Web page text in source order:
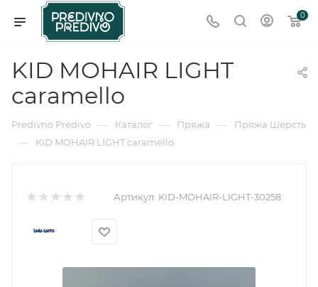
0
KID MOHAIR LIGHT
caramello
Predivno Predivo — Каталог — Пряжа — Пряжа Шерсть
— KID MOHAIR LIGHT caramello
Артикул: KID-MOHAIR-LIGHT-30258